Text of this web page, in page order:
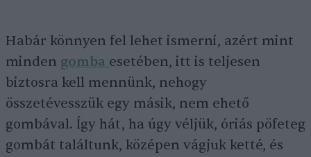
Habár könnyen fel lehet ismerni, azért mint
minden gomba esetében, itt is teljesen
biztosra kell mennünk, nehogy
összetévesszük egy másik, nem ehető
gombával. Így hát, ha úgy véljük, óriás pöfeteg
gombát találtunk, középen vágjuk ketté, és